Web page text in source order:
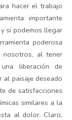
hacer el trabajo
importante
si podemos llegar
poderosa
nosotros, al tener
liberación de
al paisaje deseado
de satisfacciones
similares a la
al dolor. Claro,